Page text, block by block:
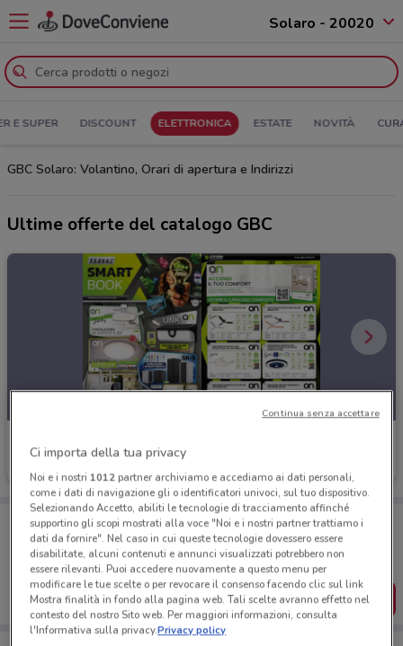
Solaro - 20020
E SUPER DISCOUNT ELETTRONICA ESTATE NOVITÀ
GBC Solaro: Volantino, Orari di apertura e Indirizzi
Ultime offerte del catalogo GBC
Porta DoveConviene sempre con te!
Puoi trovare le migliori offerte dei negozi vicino a te,
salvarle e creare la tua lista del risparmio, comodamente
dal tuo cellulare.
SCARICA L’APP
Ci importa della tua privacy
Noi e i nostri 1012partner archiviamo e accediamo ai dati personali,
come i dati di navigazione gli o identificatori univoci, sul tuo dispositivo.
Selezionando Accetto, abiliti le tecnologie di tracciamento affinché
supportino gli scopi mostrati alla voce "Noi e i nostri partner trattiamo i
dati da fornire". Nel caso in cui queste tecnologie dovessero essere
disabilitate, alcuni contenuti e annunci visualizzati potrebbero non
essere rilevanti. Puoi accedere nuovamente a questo menu per
modificare le tue scelte o per revocare il consenso facendo clic sul link
Mostra finalità in fondo alla pagina web. Tali scelte avranno effetto nel
contesto del nostro Sito web. Per maggiori informazioni, consulta
l'Informativa sulla privacy.Privacy policy
Continua senza accettare